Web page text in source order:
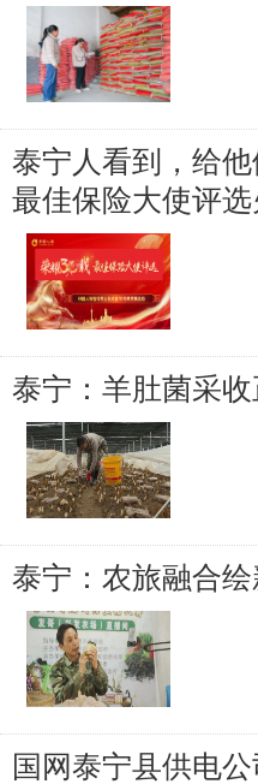
泰宁人看到，给
最佳保险大使评
泰宁：羊肚菌采收
泰宁：农旅融合
国网泰宁县供电